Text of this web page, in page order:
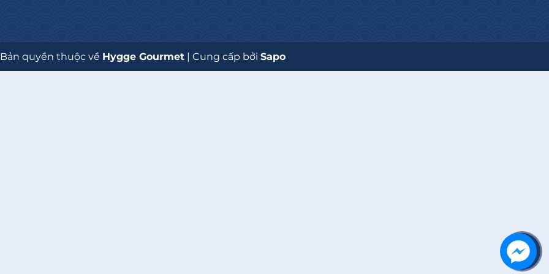
quyền thuộc về Hygge Gourmet | Cung cấp bởi Sapo
Liên hệ